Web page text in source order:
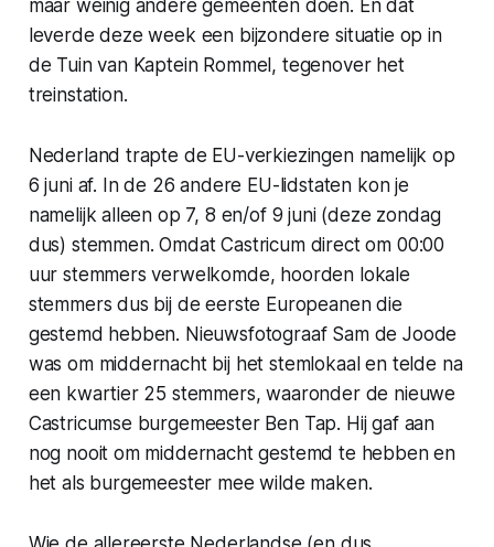
maar weinig andere gemeenten doen. En dat
leverde deze week een bijzondere situatie op in
de Tuin van Kaptein Rommel, tegenover het
treinstation.
Nederland trapte de EU-verkiezingen namelijk op
6 juni af. In de 26 andere EU-lidstaten kon je
namelijk alleen op 7, 8 en/of 9 juni (deze zondag
dus) stemmen. Omdat Castricum direct om 00:00
uur stemmers verwelkomde, hoorden lokale
stemmers dus bij de eerste Europeanen die
gestemd hebben. Nieuwsfotograaf Sam de Joode
was om middernacht bij het stemlokaal en telde na
een kwartier 25 stemmers, waaronder de nieuwe
Castricumse burgemeester Ben Tap. Hij gaf aan
nog nooit om middernacht gestemd te hebben en
het als burgemeester mee wilde maken.